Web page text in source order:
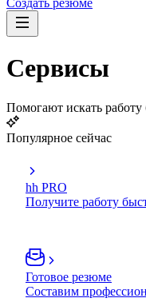
Создать резюме
Сервисы
Помогают искать
Популярное сейчас
hh PRO
Получите работу
Готовое резюме
Составим